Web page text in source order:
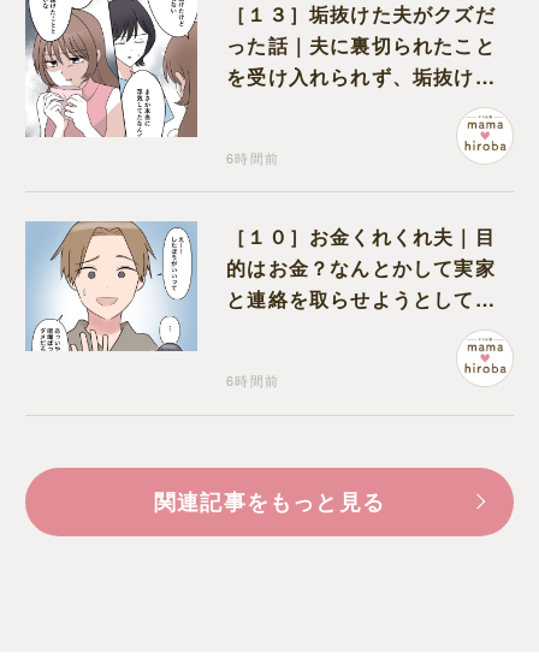
［１３］垢抜けた夫がクズだ
った話｜夫に裏切られたこと
を受け入れられず、垢抜けた
ことが関係しているのかと嘆
6時間前
［１０］お金くれくれ夫｜目
的はお金？なんとかして実家
と連絡を取らせようとしてく
6時間前
関連記事をもっと見る